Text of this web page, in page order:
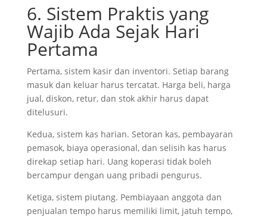
6. Sistem Praktis yang
Wajib Ada Sejak Hari
Pertama
Pertama, sistem kasir dan inventori. Setiap barang
masuk dan keluar harus tercatat. Harga beli, harga
jual, diskon, retur, dan stok akhir harus dapat
ditelusuri.
Kedua, sistem kas harian. Setoran kas, pembayaran
pemasok, biaya operasional, dan selisih kas harus
direkap setiap hari. Uang koperasi tidak boleh
bercampur dengan uang pribadi pengurus.
Ketiga, sistem piutang. Pembiayaan anggota dan
penjualan tempo harus memiliki limit, jatuh tempo,